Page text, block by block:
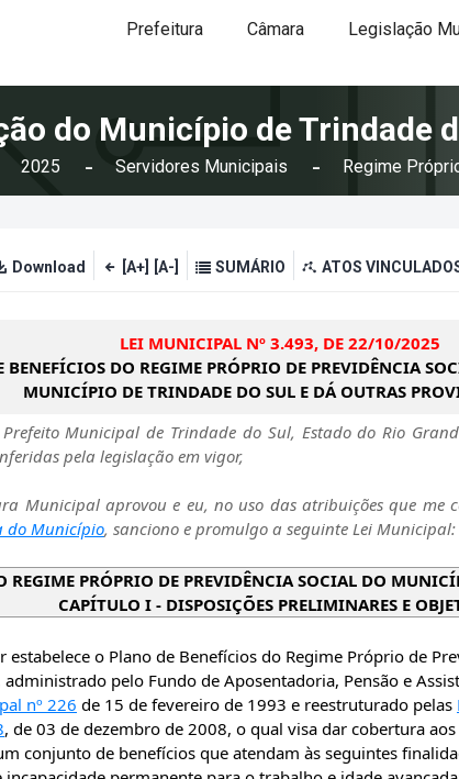
Prefeitura Câmara Legislação
do Município de Trindade
2025 Servidores Municipais Regime
Download [A+] [A-] SUMÁRIO ATOS
LEI MUNICIPAL Nº 3.493, DE 22/10/2025
BENEFÍCIOS DO REGIME PRÓPRIO DE PREVIDÊNCIA
MUNICÍPIO DE TRINDADE DO SUL E DÁ OUTRAS
Prefeito Municipal de Trindade do Sul, Estado do Rio
pela legislação em vigor,
Municipal aprovou e eu, no uso das atribuições que me
do Município, sanciono e promulgo a seguinte Lei Municipal:
REGIME PRÓPRIO DE PREVIDÊNCIA SOCIAL DO
CAPÍTULO I - DISPOSIÇÕES PRELIMINARES E
estabelece o Plano de Benefícios do Regime Próprio de
pelo Fundo de Aposentadoria, Pensão e
nº 226 de 15 de fevereiro de 1993 e reestruturado pelas
, de 03 de dezembro de 2008, o qual visa dar cobertura
conjunto de benefícios que atendam às seguintes